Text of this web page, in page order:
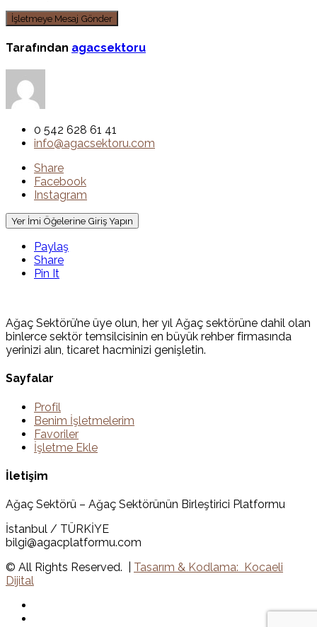
Tarafından agacsektoru
0 542 628 61 41
info@agacsektoru.com
Share
Facebook
Instagram
Yer İmi Öğelerine Giriş Yapın
Paylaş
Share
Pin It
Ağaç Sektörü’ne üye olun, her yıl Ağaç sektörüne dahil olan
binlerce sektör temsilcisinin en büyük rehber firmasında
yerinizi alın, ticaret hacminizi genişletin.
Sayfalar
Profil
Benim İşletmelerim
Favoriler
İşletme Ekle
İletişim
Ağaç Sektörü – Ağaç Sektörünün Birleştirici Platformu
İstanbul / TÜRKİYE
bilgi@agacplatformu.com
© All Rights Reserved. | Tasarım & Kodlama: Kocaeli
Dijital